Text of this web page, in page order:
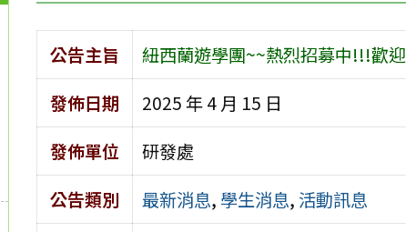
公告主旨
紐西蘭遊學團~~熱烈招募中!!!歡
發佈日期
2025 年 4 月 15 日
發佈單位
研發處
公告類別
最新消息, 學生消息, 活動訊息